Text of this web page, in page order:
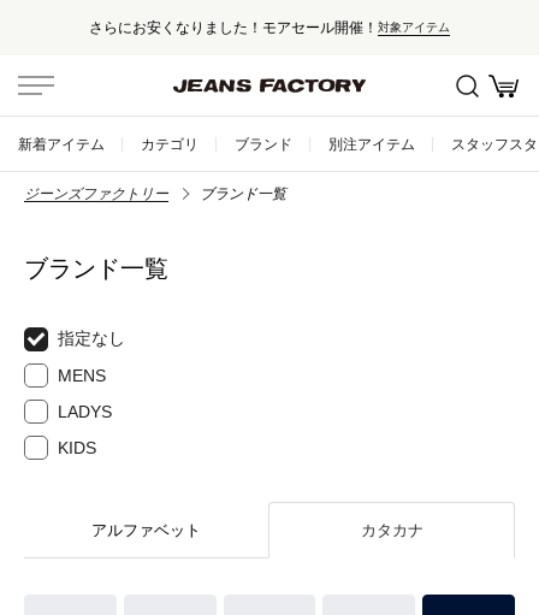
さらにお安くなりました！モアセール開催！ 対象アイテム
新着アイテム カテゴリ ブランド 別注アイテム スタッフス
ジーンズファクトリー ブランド一覧
ブランド一覧
指定なし
MENS
LADYS
KIDS
アルファベット カタカナ